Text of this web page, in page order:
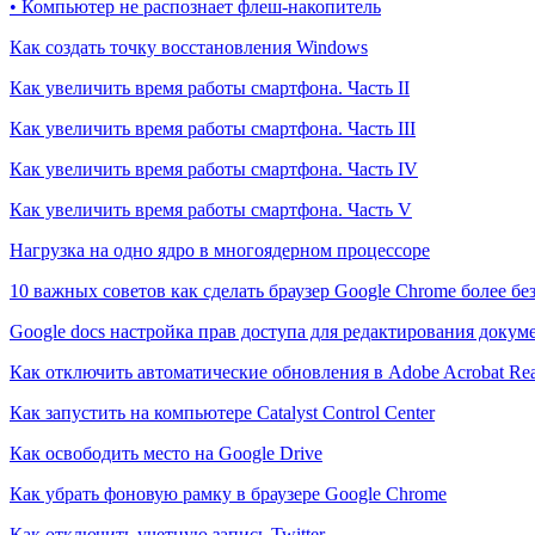
• Компьютер не распознает флеш-накопитель
Как создать точку восстановления Windows
Как увеличить время работы смартфона. Часть II
Как увеличить время работы смартфона. Часть III
Как увеличить время работы смартфона. Часть IV
Как увеличить время работы смартфона. Часть V
Нагрузка на одно ядро в многоядерном процессоре
10 важных советов как сделать браузер Google Chrome более
Google docs настройка прав доступа для редактирования
Как отключить автоматические обновления в Adobe Acrobat
Как запустить на компьютере Catalyst Control Center
Как освободить место на Google Drive
Как убрать фоновую рамку в браузере Google Chrome